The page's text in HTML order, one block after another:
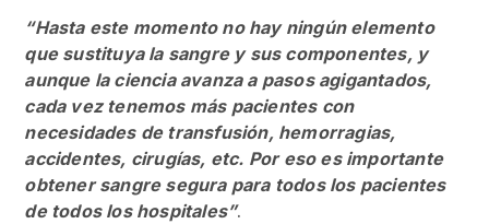
“Hasta este momento no hay ningún elemento
que sustituya la sangre y sus componentes, y
aunque la ciencia avanza a pasos agigantados,
cada vez tenemos más pacientes con
necesidades de transfusión, hemorragias,
accidentes, cirugías, etc. Por eso es importante
obtener sangre segura para todos los pacientes
de todos los hospitales”.